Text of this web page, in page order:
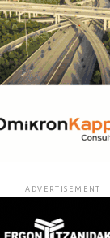
ADVERTISEMENT